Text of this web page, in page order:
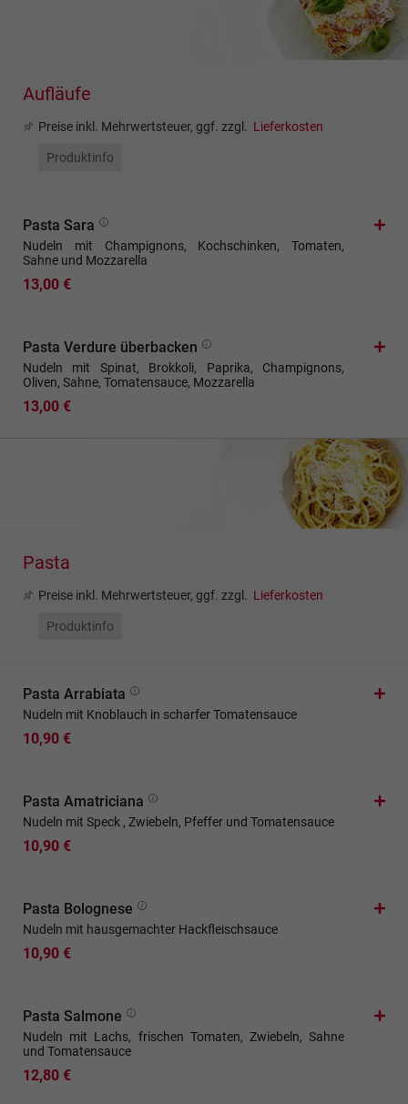
Aufläufe
Preise inkl. Mehrwertsteuer, ggf. zzgl. Lieferkosten
Produktinfo
Pasta Sara
Nudeln mit Champignons, Kochschinken, Tomaten,
Sahne und Mozzarella
13,00 €
Pasta Verdure überbacken
Nudeln mit Spinat, Brokkoli, Paprika, Champignons,
Oliven, Sahne, Tomatensauce, Mozzarella
13,00 €
Pasta
Preise inkl. Mehrwertsteuer, ggf. zzgl. Lieferkosten
Produktinfo
Pasta Arrabiata
Nudeln mit Knoblauch in scharfer Tomatensauce
10,90 €
Pasta Amatriciana
Nudeln mit Speck , Zwiebeln, Pfeffer und Tomatensauce
10,90 €
Pasta Bolognese
Nudeln mit hausgemachter Hackfleischsauce
10,90 €
Pasta Salmone
Nudeln mit Lachs, frischen Tomaten, Zwiebeln, Sahne
und Tomatensauce
12,80 €